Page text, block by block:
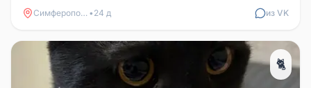
Симферополь • 24 д из VK
🐈